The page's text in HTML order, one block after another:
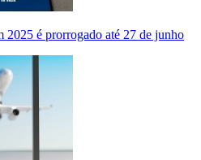
2025 é prorrogado até 27 de junho